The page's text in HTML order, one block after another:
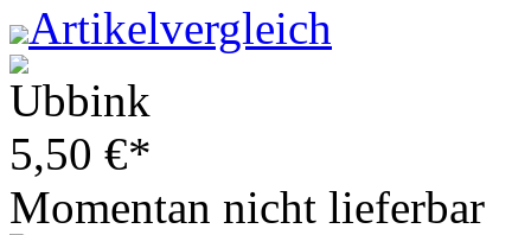
Artikelvergleich
5,50 €*
Momentan nicht lieferbar